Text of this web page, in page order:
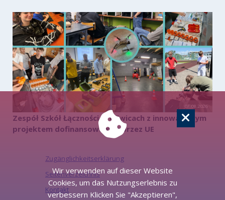
07.08.2026
Zespół Szkół Łączności w Gliwicach z innowacyjnym
projektem dofinansowanym przez UE
Zugänglichkeitserklärung
Seitenverzeichnis
Kontakt
Wir verwenden auf dieser Website
Cookies, um das Nutzungserlebnis zu
verbessern Klicken Sie "Akzeptieren",